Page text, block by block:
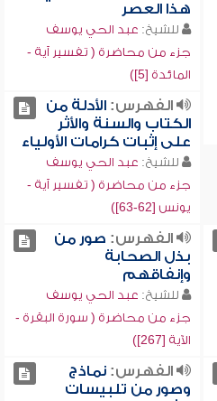
هذا العصر
للشيخ: عبد الحي يوسف
جزء من محاضرة ( تفسير آية -
المائدة [5])
الفهرس:الأدلة من
الكتاب والسنة والأثر
على إثبات كرامات الأولياء
للشيخ: عبد الحي يوسف
جزء من محاضرة ( تفسير آية -
يونس [62-63])
الفهرس: صور من
بذل الصحابة
وإنفاقهم
للشيخ: عبد الحي يوسف
جزء من محاضرة ( سورة البقرة -
الآية [267])
الفهرس:نماذج
وصور من تلبيسات